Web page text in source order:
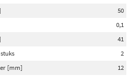
(17)
50
0,1
41
2
[mm]
12